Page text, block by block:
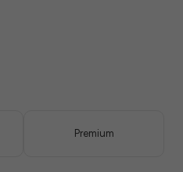
Premium